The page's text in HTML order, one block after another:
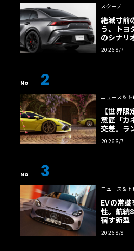
スクープ
絶滅寸前
う、トヨ
のシナリ
2026 8/7
No 2
ニュース＆ト
【世界
意匠「カ
交差。ラ
ルトに60
2026 8/7
No 3
ニュース＆ト
EVの常
性。航続
宿す新型
2026 8/8